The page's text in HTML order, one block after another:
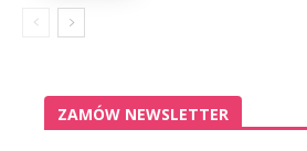
ZAMÓW NEWSLETTER